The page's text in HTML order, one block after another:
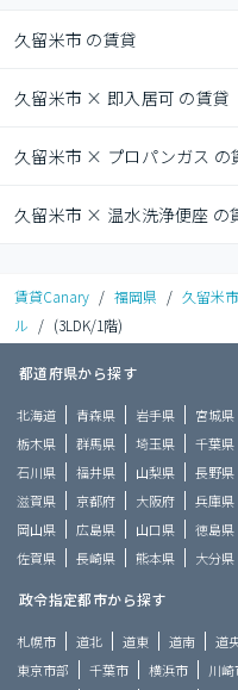
久留米市 の賃貸
久留米市 × 即入居可 の賃貸
久留米市 × プロパンガス の
久留米市 × 温水洗浄便座 の
賃貸Canary / 福岡県 / 久留米市
ル / (3LDK/1階)
都道府県から探す
北海道 青森県 岩手県 宮城県
栃木県
群馬県 埼玉県 千葉県
石川県
福井県 山梨県 長野県
滋賀県
京都府 大阪府 兵庫県
岡山県
広島県 山口県 徳島県
佐賀県
長崎県 熊本県 大分県
政令指定都市から探す
札幌市 道北 道東 道南 道
東京市部
千葉市 横浜市 川崎